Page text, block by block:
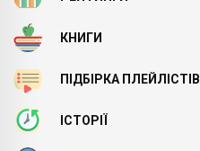
КНИГИ
ПІДБІРКА ПЛЕЙЛІСТІВ
ІСТОРІЇ